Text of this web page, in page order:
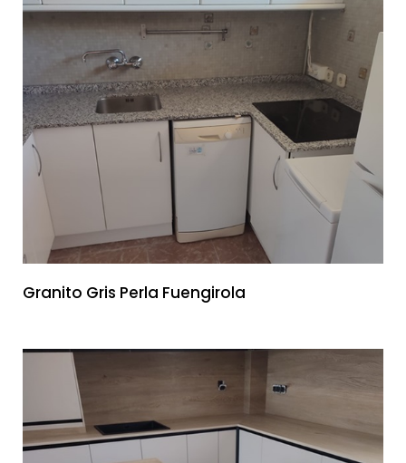
Granito Gris Perla Fuengirola